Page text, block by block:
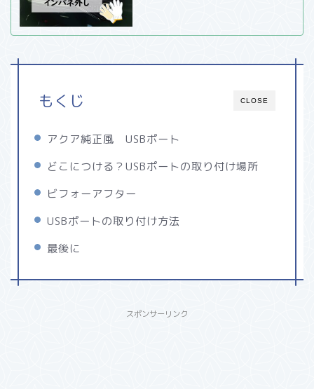
CLOSE
もくじ
アクア純正風 USBポート
どこにつける？USBポートの取り付け場所
ビフォーアフター
USBポートの取り付け方法
最後に
スポンサーリンク